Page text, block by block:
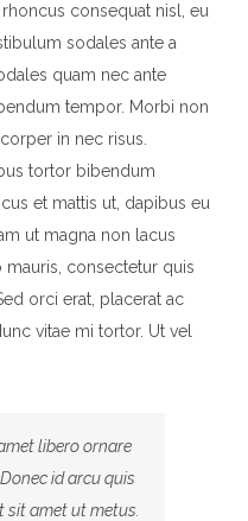
consequat nisl, eu
sodales ante a
quam nec ante
tempor. Morbi non
in nec risus.
tortor bibendum
et mattis ut, dapibus eu
ut magna non lacus
consectetur quis
orci erat, placerat ac
vitae mi tortor. Ut vel
libero ornare
id arcu quis
amet ut metus.